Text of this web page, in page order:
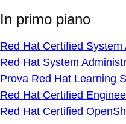
In primo piano
Red Hat Certified
Red Hat System
Prova Red Hat Learning
Red Hat Certified
Red Hat Certified